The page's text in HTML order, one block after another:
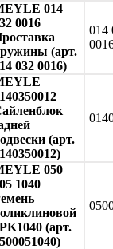
014
0016
(арт.
032 0016)
014
(арт.
050
1040
(арт.